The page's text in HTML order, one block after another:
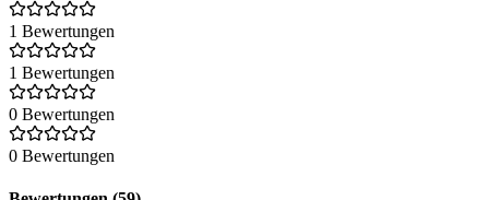
1 Bewertungen
1 Bewertungen
0 Bewertungen
0 Bewertungen